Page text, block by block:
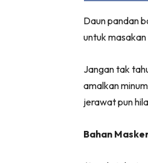
Daun pandan
untuk
Jangan tak
amalkan
jerawat pun
Bahan